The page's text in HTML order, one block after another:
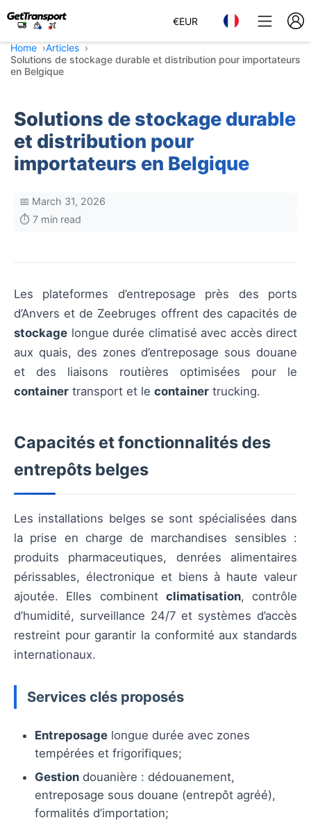
€EUR
Home
Articles
Solutions de stockage durable et distribution pour importateurs
en Belgique
Solutions de stockage durable
et distribution pour
importateurs en Belgique
📅 March 31, 2026
⏱️ 7 min read
Les plateformes d’entreposage près des ports
d’Anvers et de Zeebruges offrent des capacités de
stockage longue durée climatisé avec accès direct
aux quais, des zones d’entreposage sous douane
et des liaisons routières optimisées pour le
container transport et le container trucking.
Capacités et fonctionnalités des
entrepôts belges
Les installations belges se sont spécialisées dans
la prise en charge de marchandises sensibles :
produits pharmaceutiques, denrées alimentaires
périssables, électronique et biens à haute valeur
ajoutée. Elles combinent climatisation, contrôle
d’humidité, surveillance 24/7 et systèmes d’accès
restreint pour garantir la conformité aux standards
internationaux.
Services clés proposés
Entreposage longue durée avec zones
tempérées et frigorifiques;
Gestion douanière : dédouanement,
entreposage sous douane (entrepôt agréé),
formalités d’importation;